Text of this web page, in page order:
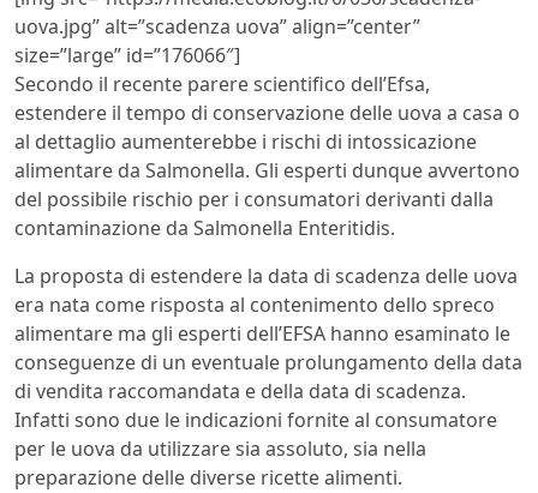
uova.jpg” alt=”scadenza uova” align=”center”
size=”large” id=”176066″]
Secondo il recente parere scientifico dell’Efsa,
estendere il tempo di conservazione delle uova a casa o
al dettaglio aumenterebbe i rischi di intossicazione
alimentare da Salmonella. Gli esperti dunque avvertono
del possibile rischio per i consumatori derivanti dalla
contaminazione da Salmonella Enteritidis.
La proposta di estendere la data di scadenza delle uova
era nata come risposta al contenimento dello spreco
alimentare ma gli esperti dell’EFSA hanno esaminato le
conseguenze di un eventuale prolungamento della data
di vendita raccomandata e della data di scadenza.
Infatti sono due le indicazioni fornite al consumatore
per le uova da utilizzare sia assoluto, sia nella
preparazione delle diverse ricette alimenti.